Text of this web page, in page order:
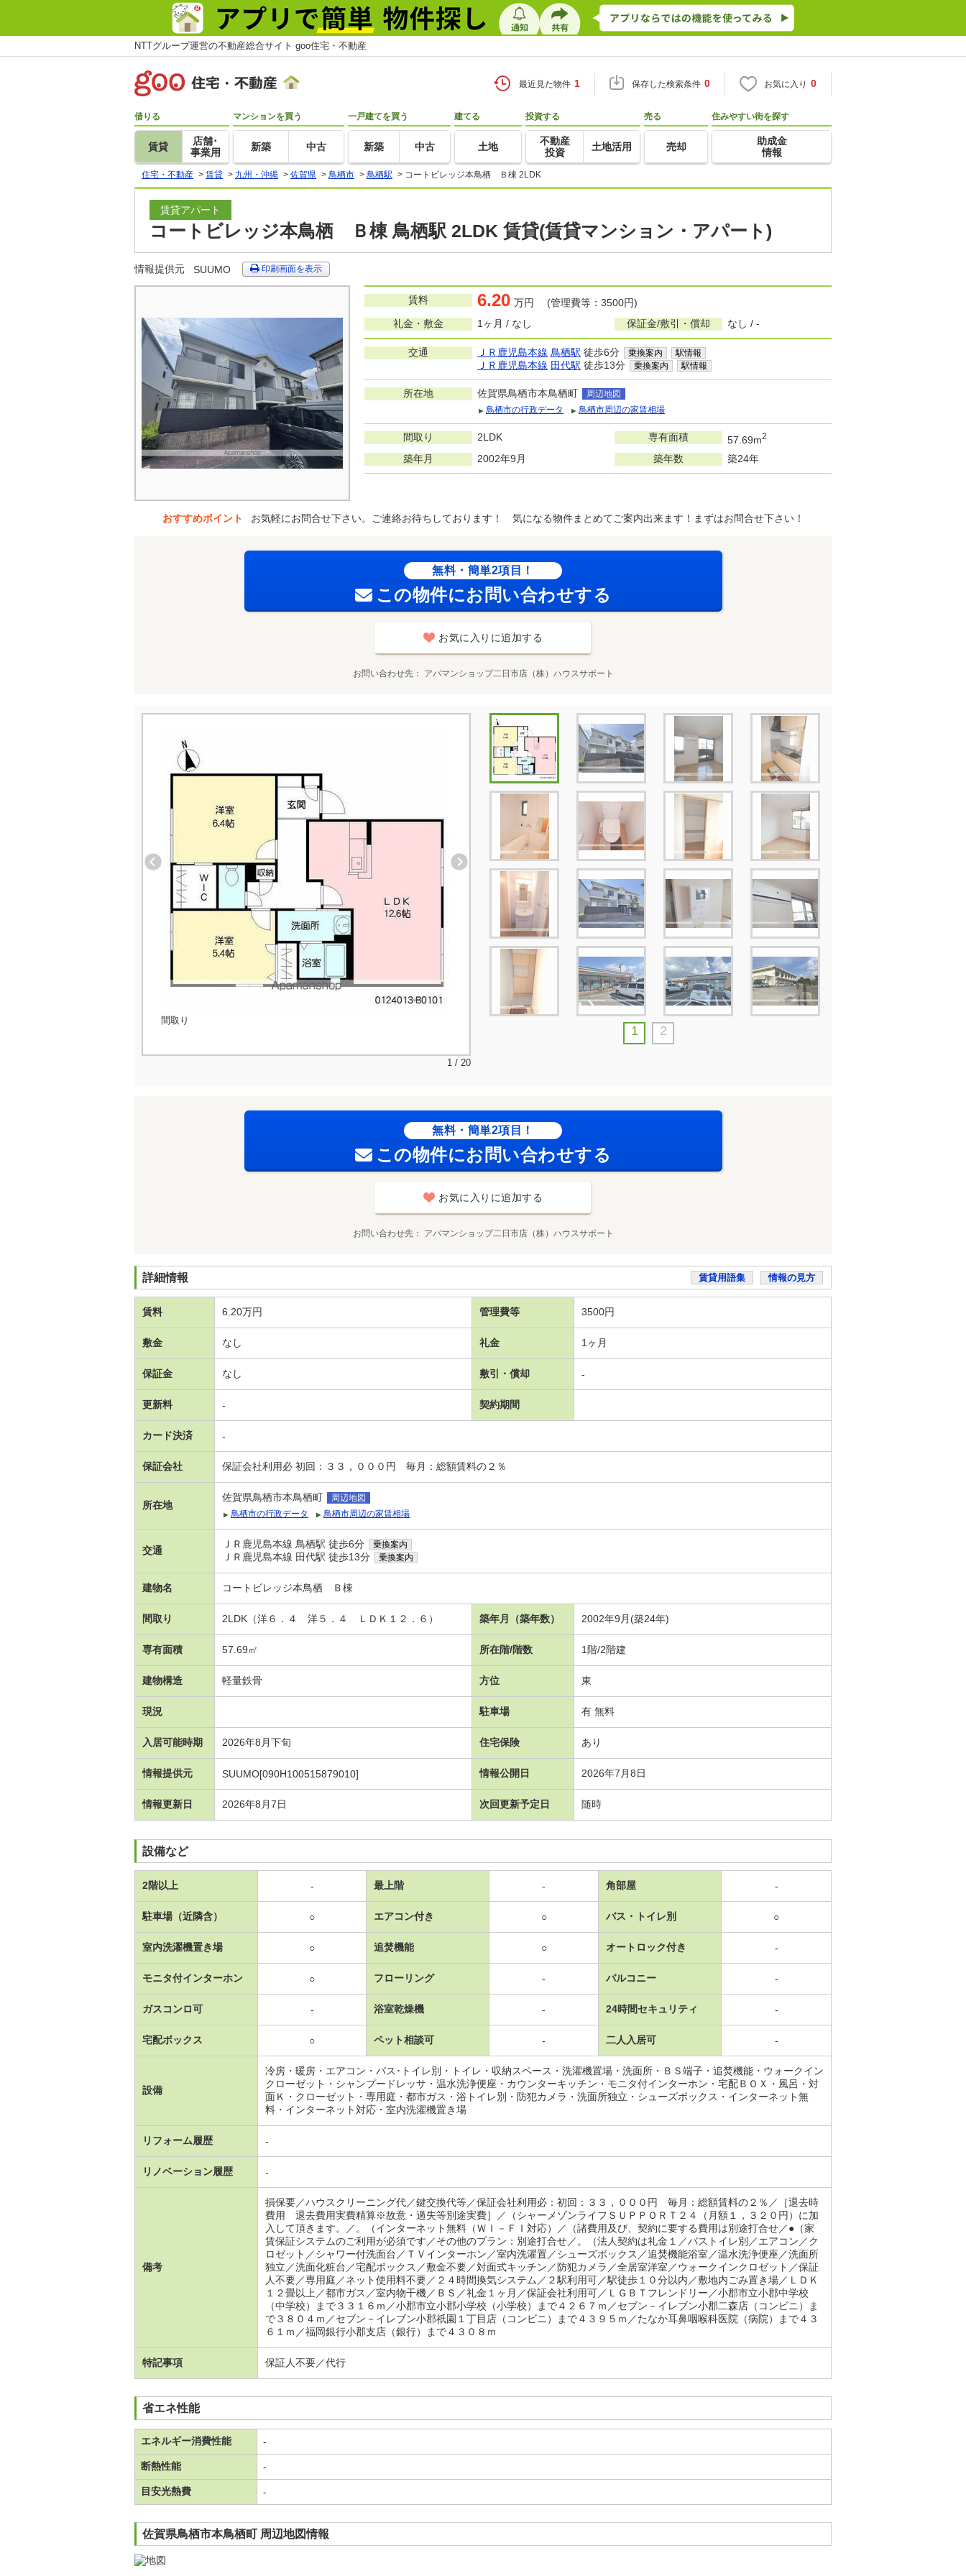
NTTグループ運営の不動産総合サイト goo住宅・不動産
最近見た物件 1 保存した検索条件 0 お気に入り 0
借りる
賃貸
店舗･
事業用
マンションを買う
新築 中古
一戸建てを買う
新築 中古
建てる
土地
投資する
不動産
投資
土地活用
売る
売却
住みやすい街を探す
助成金
情報
住宅・不動産 > 賃貸 > 九州・沖縄 > 佐賀県 > 鳥栖市 > 鳥栖駅 > コートビレッジ本鳥栖 Ｂ棟 2LDK
賃貸アパート
コートビレッジ本鳥栖 Ｂ棟 鳥栖駅 2LDK 賃貸(賃貸マンション・アパート)
情報提供元 SUUMO 印刷画面を表示
賃料 6.20 万円 (管理費等：3500円)
礼金・敷金
1ヶ月 / なし 保証金/敷引・償却 なし / -
交通 ＪＲ鹿児島本線 鳥栖駅 徒歩6分 乗換案内 駅情報
ＪＲ鹿児島本線 田代駅 徒歩13分 乗換案内 駅情報
所在地 佐賀県鳥栖市本鳥栖町
周辺地図
鳥栖市の行政データ
鳥栖市周辺の家賃相場
間取り 2LDK 専有面積 57.69m2
築年月 2002年9月 築年数 築24年
おすすめポイント お気軽にお問合せ下さい。ご連絡お待ちしております！ 気になる物件まとめてご案内出来ます！まずはお問合せ下さい！
無料・簡単2項目！
この物件にお問い合わせする
お気に入りに追加する
お問い合わせ先 アパマンショップ二日市店（株）ハウスサポート
間取り
1 / 20
1 2
無料・簡単2項目！
この物件にお問い合わせする
お気に入りに追加する
お問い合わせ先 アパマンショップ二日市店（株）ハウスサポート
詳細情報 賃貸用語集 情報の見方
賃料 6.20万円 管理費等 3500円
敷金 なし 礼金 1ヶ月
保証金 なし 敷引・償却 -
更新料 - 契約期間
カード決済 -
保証会社 保証会社利用必 初回：３３，０００円 毎月：総額賃料の２％
所在地
佐賀県鳥栖市本鳥栖町
周辺地図
鳥栖市の行政データ
鳥栖市周辺の家賃相場
交通
ＪＲ鹿児島本線 鳥栖駅 徒歩6分 乗換案内
ＪＲ鹿児島本線 田代駅 徒歩13分 乗換案内
建物名 コートビレッジ本鳥栖 Ｂ棟
間取り 2LDK（洋６．４ 洋５．４ ＬＤＫ１２．６） 築年月（築年数） 2002年9月(築24年)
専有面積 57.69㎡ 所在階/階数 1階/2階建
建物構造 軽量鉄骨 方位 東
現況 駐車場 有 無料
入居可能時期 2026年8月下旬 住宅保険 あり
情報提供元 SUUMO[090H100515879010] 情報公開日 2026年7月8日
情報更新日 2026年8月7日 次回更新予定日 随時
設備など
2階以上 - 最上階 - 角部屋 -
駐車場（近隣含） ○ エアコン付き ○ バス・トイレ別 ○
室内洗濯機置き場 ○ 追焚機能 ○ オートロック付き -
モニタ付インターホン ○ フローリング - バルコニー -
ガスコンロ可 - 浴室乾燥機 - 24時間セキュリティ -
宅配ボックス ○ ペット相談可 - 二人入居可 -
設備
冷房・暖房・エアコン・バス･トイレ別・トイレ・収納スペース・洗濯機置場・洗面所・ＢＳ端子・追焚機能・ウォークイン
クローゼット・シャンプードレッサ・温水洗浄便座・カウンターキッチン・モニタ付インターホン・宅配ＢＯＸ・風呂・対
面Ｋ・クローゼット・専用庭・都市ガス・浴トイレ別・防犯カメラ・洗面所独立・シューズボックス・インターネット無
料・インターネット対応・室内洗濯機置き場
リフォーム履歴 -
リノベーション履歴 -
備考
損保要／ハウスクリーニング代／鍵交換代等／保証会社利用必：初回：３３，０００円 毎月：総額賃料の２％／［退去時
費用 退去費用実費精算※故意・過失等別途実費］／（シャーメゾンライフＳＵＰＰＯＲＴ２４（月額１，３２０円）に加
入して頂きます。／。（インターネット無料（ＷＩ－ＦＩ対応）／（諸費用及び、契約に要する費用は別途打合せ／●（家
賃保証システムのご利用が必須です／その他のプラン：別途打合せ／。（法人契約は礼金１／バストイレ別／エアコン／ク
ロゼット／シャワー付洗面台／ＴＶインターホン／室内洗濯置／シューズボックス／追焚機能浴室／温水洗浄便座／洗面所
独立／洗面化粧台／宅配ボックス／敷金不要／対面式キッチン／防犯カメラ／全居室洋室／ウォークインクロゼット／保証
人不要／専用庭／ネット使用料不要／２４時間換気システム／２駅利用可／駅徒歩１０分以内／敷地内ごみ置き場／ＬＤＫ
１２畳以上／都市ガス／室内物干機／ＢＳ／礼金１ヶ月／保証会社利用可／ＬＧＢＴフレンドリー／小郡市立小郡中学校
（中学校）まで３３１６ｍ／小郡市立小郡小学校（小学校）まで４２６７ｍ／セブン－イレブン小郡二森店（コンビニ）ま
で３８０４ｍ／セブン－イレブン小郡祇園１丁目店（コンビニ）まで４３９５ｍ／たなか耳鼻咽喉科医院（病院）まで４３
６１ｍ／福岡銀行小郡支店（銀行）まで４３０８ｍ
特記事項 保証人不要／代行
省エネ性能
エネルギー消費性能 -
断熱性能 -
目安光熱費 -
佐賀県鳥栖市本鳥栖町 周辺地図情報